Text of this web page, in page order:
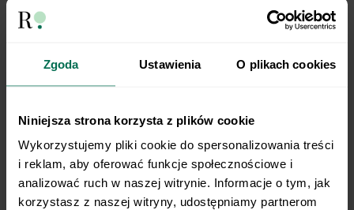
Zgoda Ustawienia O plikach cookies
Niniejsza strona korzysta z plików cookie
Wykorzystujemy pliki cookie do spersonalizowania treści
i reklam, aby oferować funkcje społecznościowe i
analizować ruch w naszej witrynie. Informacje o tym, jak
korzystasz z naszej witryny, udostępniamy partnerom
491 kcal
Kurczak po chińsku
Potrzebujesz nieco ponad pół godziny, aby zrobić
niespełna 500 kcal. Kluczowe składniki? Chińska
mieszanka warzywna, ryż basmati i kurczak oraz moc
przypraw nadających całości wyjątkowego smaku.